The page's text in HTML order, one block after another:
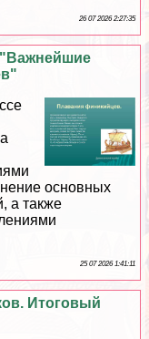
26 07 2026 2:27:35
"Важнейшие
основных
а также
25 07 2026 1:41:11
Итоговый